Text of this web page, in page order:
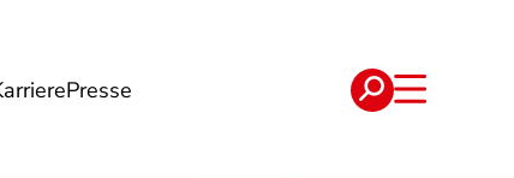
Presse
Verträge